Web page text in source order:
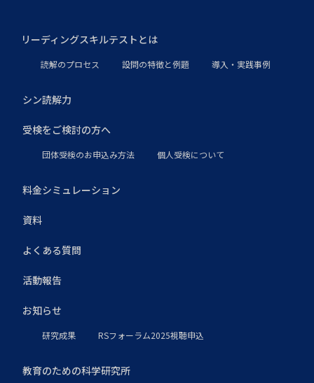
リーディングスキルテストとは
読解のプロセス 設問の特徴と例題 導入・実践事例
シン読解力
受検をご検討の方へ
団体受検のお申込み方法 個人受検について
料金シミュレーション
資料
よくある質問
活動報告
お知らせ
研究成果 RSフォーラム2025視聴申込
教育のための科学研究所